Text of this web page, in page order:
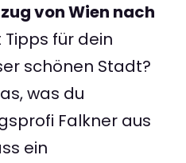
von Wien nach
für dein
schönen Stadt?
was du
Falkner aus
ein